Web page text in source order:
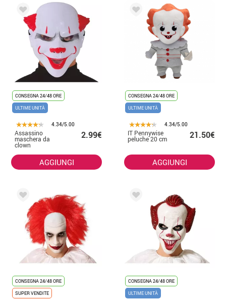
CONSEGNA 24/48 ORE
ULTIME UNITÀ
4.34/5.00
Assassino
maschera da
clown
2.99€
AGGIUNGI
CONSEGNA 24/48 ORE
ULTIME UNITÀ
4.34/5.00
IT Pennywise
peluche 20 cm 21.50€
AGGIUNGI
CONSEGNA 24/48 ORE
SUPER VENDITE
CONSEGNA 24/48 ORE
ULTIME UNITÀ